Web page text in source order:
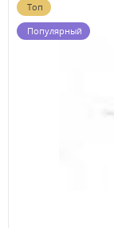
Топ
Популярный